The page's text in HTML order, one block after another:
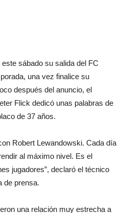
sábado su salida del FC
una vez finalice su
después del anuncio, el
Flick dedicó unas palabras de
de 37 años.
Robert Lewandowski. Cada día
al máximo nivel. Es el
jugadores”, declaró el técnico
de prensa.
una relación muy estrecha a